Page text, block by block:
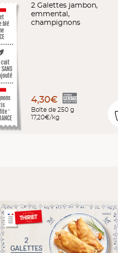
blé
*
cuit
2 Galettes jambon,
emmental,
champignons
4,30€
Boîte de 250 g
17,20€/kg